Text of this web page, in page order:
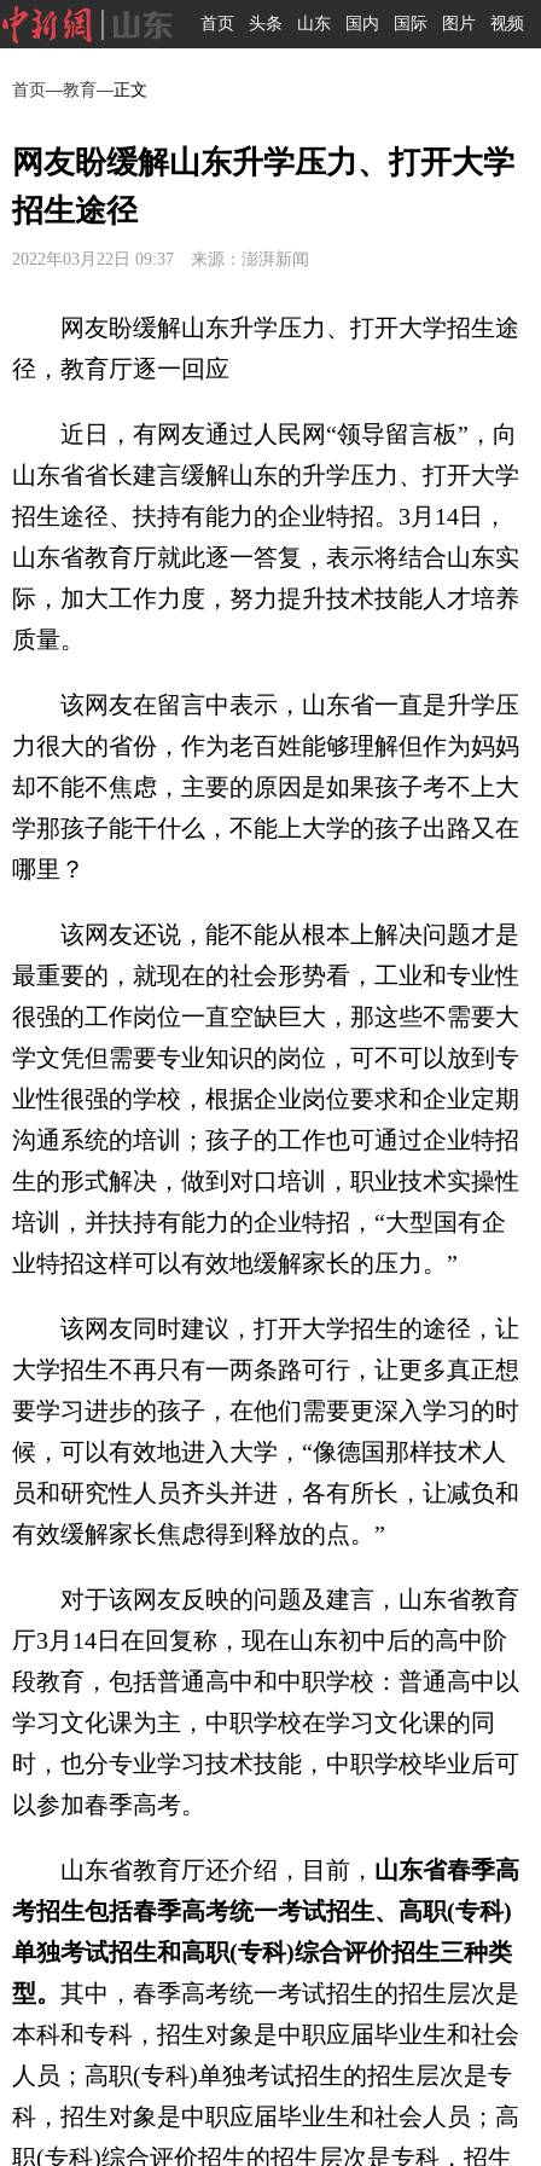
首页 头条 山东 国内 国际 图片 视频
首页—教育—正文
网友盼缓解山东升学压力、打开大学
招生途径
2022年03月22日 09:37 来源：澎湃新闻
网友盼缓解山东升学压力、打开大学招生途
径，教育厅逐一回应
近日，有网友通过人民网“领导留言板”，向
山东省省长建言缓解山东的升学压力、打开大学
招生途径、扶持有能力的企业特招。3月14日，
山东省教育厅就此逐一答复，表示将结合山东实
际，加大工作力度，努力提升技术技能人才培养
质量。
该网友在留言中表示，山东省一直是升学压
力很大的省份，作为老百姓能够理解但作为妈妈
却不能不焦虑，主要的原因是如果孩子考不上大
学那孩子能干什么，不能上大学的孩子出路又在
哪里？
该网友还说，能不能从根本上解决问题才是
最重要的，就现在的社会形势看，工业和专业性
很强的工作岗位一直空缺巨大，那这些不需要大
学文凭但需要专业知识的岗位，可不可以放到专
业性很强的学校，根据企业岗位要求和企业定期
沟通系统的培训；孩子的工作也可通过企业特招
生的形式解决，做到对口培训，职业技术实操性
培训，并扶持有能力的企业特招，“大型国有企
业特招这样可以有效地缓解家长的压力。”
该网友同时建议，打开大学招生的途径，让
大学招生不再只有一两条路可行，让更多真正想
要学习进步的孩子，在他们需要更深入学习的时
候，可以有效地进入大学，“像德国那样技术人
员和研究性人员齐头并进，各有所长，让减负和
有效缓解家长焦虑得到释放的点。”
对于该网友反映的问题及建言，山东省教育
厅3月14日在回复称，现在山东初中后的高中阶
段教育，包括普通高中和中职学校：普通高中以
学习文化课为主，中职学校在学习文化课的同
时，也分专业学习技术技能，中职学校毕业后可
以参加春季高考。
山东省教育厅还介绍，目前， 山东省春季高
考招生包括春季高考统一考试招生、高职(专科)
单独考试招生和高职(专科)综合评价招生三种类
型。 其中，春季高考统一考试招生的招生层次是
本科和专科，招生对象是中职应届毕业生和社会
人员；高职(专科)单独考试招生的招生层次是专
科，招生对象是中职应届毕业生和社会人员；高
职(专科)综合评价招生的招生层次是专科，招生